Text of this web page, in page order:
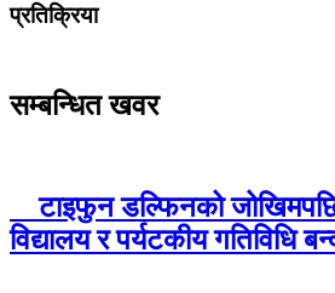
प्रतिक्रिया
सम्बन्धित खवर
टाइफुन डल्फिनको जोखिमपछि
विद्यालय र पर्यटकीय गतिविधि